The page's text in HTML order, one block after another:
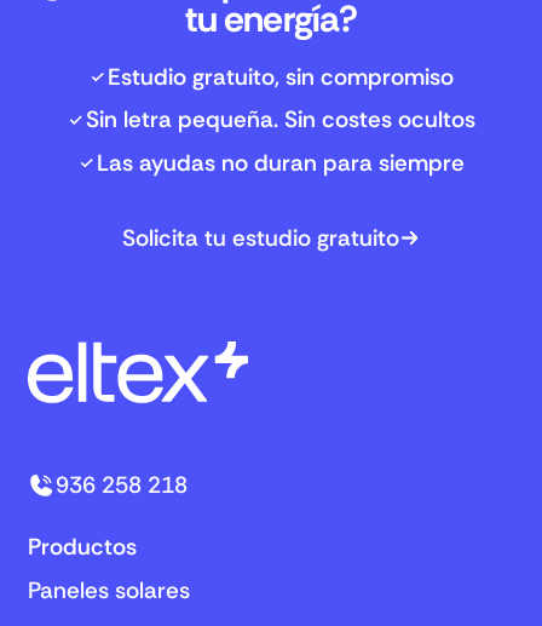
tu energía?
Estudio gratuito, sin compromiso
Sin letra pequeña. Sin costes ocultos
Las ayudas no duran para siempre
Solicita tu estudio gratuito
936 258 218
Productos
Paneles solares